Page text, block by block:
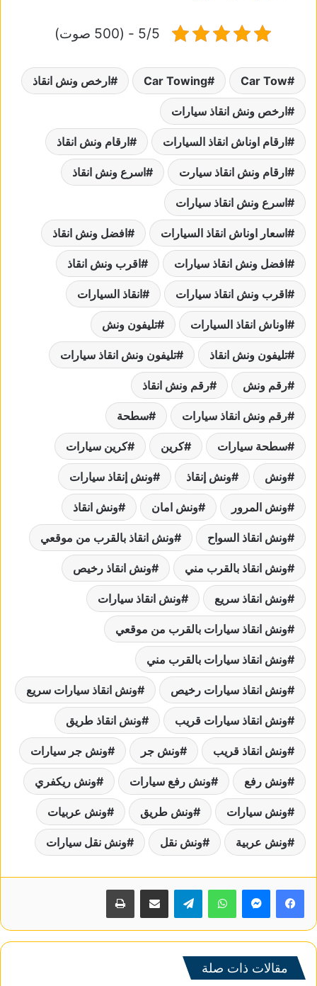
5/5 - (500 صوت)
Car Tow
Car Towing ارخص ونش انقاذ
ارخص ونش انقاذ سيارات
ارقام اوناش انقاذ السيارات ارقام ونش انقاذ
ارقام ونش انقاذ سيارت اسرع ونش انقاذ
اسرع ونش انقاذ سيارات
اسعار اوناش انقاذ السيارات افضل ونش انقاذ
افضل ونش انقاذ سيارات اقرب ونش انقاذ
اقرب ونش انقاذ سيارات انقاذ السيارات
اوناش انقاذ السيارات تليفون ونش
تليفون ونش انقاذ تليفون ونش انقاذ سيارات
رقم ونش رقم ونش انقاذ
رقم ونش انقاذ سيارات سطحة
سطحة سيارات كرين كرين سيارات
ونش ونش إنقاذ ونش إنقاذ سيارات
ونش المرور ونش امان ونش انقاذ
ونش انقاذ السواح ونش انقاذ بالقرب من موقعي
ونش انقاذ بالقرب مني ونش انقاذ رخيص
ونش انقاذ سريع ونش انقاذ سيارات
ونش انقاذ سيارات بالقرب من موقعي
ونش انقاذ سيارات بالقرب مني
ونش انقاذ سيارات رخيص ونش انقاذ سيارات سريع
ونش انقاذ سيارات قريب ونش انقاذ طريق
ونش انقاذ قريب ونش جر ونش جر سيارات
ونش رفع ونش رفع سيارات ونش ريكفري
ونش سيارات ونش طريق ونش عربيات
ونش عربية ونش نقل ونش نقل سيارات
واتساب
مقالات ذات صلة